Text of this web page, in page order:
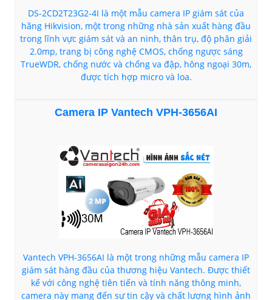
DS-2CD2T23G2-4I là một mẫu camera IP giám sát của
hãng Hikvision, một trong những nhà sản xuất hàng đầu
trong lĩnh vực giám sát và an ninh, thân trụ, độ phân giải
2.0mp, trang bị công nghệ CMOS, chống ngược sáng
TrueWDR, chống nước và chống va đập, hông ngoại 30m,
được tích hợp micro và loa.
Camera IP Vantech VPH-3656AI
Vantech VPH-3656AI là một trong những mẫu camera IP
giám sát hàng đầu của thương hiệu Vantech. Được thiết
kế với công nghệ tiên tiến và tính năng thông minh,
camera này mang đến sự tin cậy và chất lượng hình ảnh